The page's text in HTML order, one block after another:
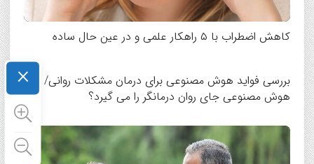
کاهش اضطراب با ۵ راهکار علمی و در عین حال ساده
بررسی فواید هوش مصنوعی برای درمان مشکلات روانی/
هوش مصنوعی جای روان درمانگر را می گیرد؟
×